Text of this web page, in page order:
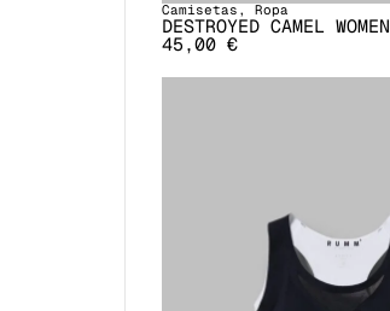
Camisetas , Ropa
DESTROYED CAMEL WOMEN
45,00 €